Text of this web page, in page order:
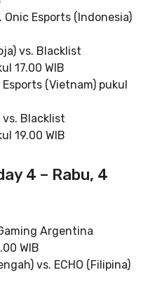
Onic Esports (Indonesia)
vs. Blacklist
17.00 WIB
Esports (Vietnam) pukul
vs. Blacklist
19.00 WIB
4 – Rabu, 4
Argentina
WIB
vs. ECHO (Filipina)